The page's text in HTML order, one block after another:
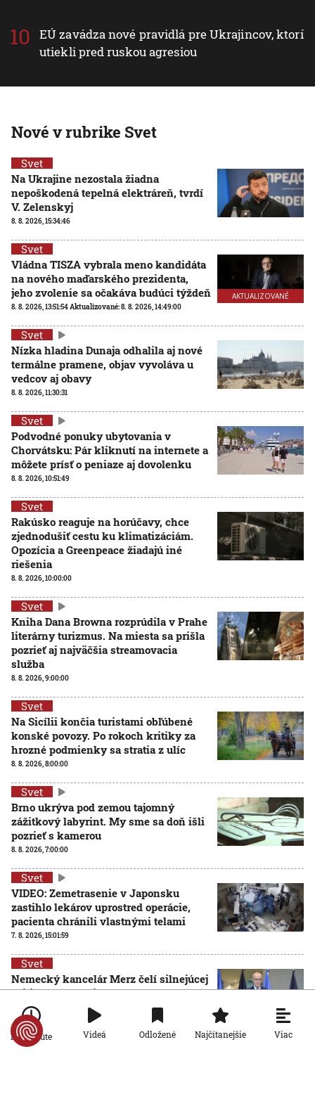
EÚ zavádza nové pravidlá pre Ukrajincov, ktorí
utiekli pred ruskou agresiou
Nové v rubrike Svet
Svet
Na Ukrajine nezostala žiadna
nepoškodená tepelná elektráreň, tvrdí
V. Zelenskyj
8. 8. 2026, 15:34:46
AKTUALIZOVANÉ
Svet
Vládna TISZA vybrala meno kandidáta
na nového maďarského prezidenta,
jeho zvolenie sa očakáva budúci týždeň
8. 8. 2026, 13:51:54Aktualizované:8. 8. 2026, 14:49:00
Svet
Nízka hladina Dunaja odhalila aj nové
termálne pramene, objav vyvoláva u
vedcov aj obavy
8. 8. 2026, 11:30:31
Svet
Podvodné ponuky ubytovania v
Chorvátsku: Pár kliknutí na internete a
môžete prísť o peniaze aj dovolenku
8. 8. 2026, 10:51:49
Svet
Rakúsko reaguje na horúčavy, chce
zjednodušiť cestu ku klimatizáciám.
Opozícia a Greenpeace žiadajú iné
riešenia
8. 8. 2026, 10:00:00
Svet
Kniha Dana Browna rozprúdila v Prahe
literárny turizmus. Na miesta sa prišla
pozrieť aj najväčšia streamovacia
služba
8. 8. 2026, 9:00:00
Svet
Na Sicílii končia turistami obľúbené
konské povozy. Po rokoch kritiky za
hrozné podmienky sa stratia z ulíc
8. 8. 2026, 8:00:00
Svet
Brno ukrýva pod zemou tajomný
zážitkový labyrint. My sme sa doň išli
pozrieť s kamerou
8. 8. 2026, 7:00:00
Svet
VIDEO: Zemetrasenie v Japonsku
zastihlo lekárov uprostred operácie,
pacienta chránili vlastnými telami
7. 8. 2026, 15:01:59
Svet
Nemecký kancelár Merz čelí silnejúcej
kritike pre štátnickú neschopnosť.
Jeho dôvera v udržanie jednotnosti
klesá
7. 8. 2026, 14:44:23
Po minúte Videá Odložené Najčítanejšie Viac